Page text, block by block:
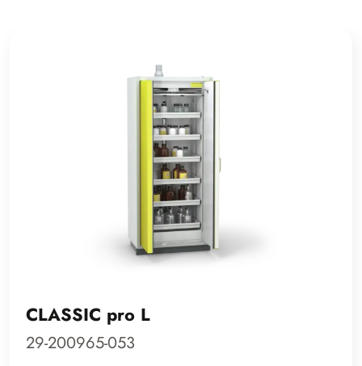
CLASSIC pro L
29-200965-053